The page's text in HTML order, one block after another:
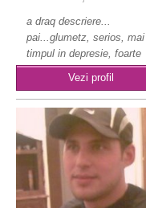
a draq descriere...
pai...glumetz, serios,
timpul in depresie, foarte
oc..
Vezi profil